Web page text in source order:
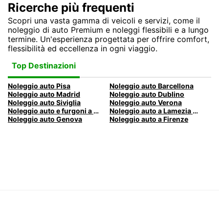
Ricerche più frequenti
Scopri una vasta gamma di veicoli e servizi, come il
noleggio di auto Premium e noleggi flessibili e a lungo
termine. Un'esperienza progettata per offrire comfort,
flessibilità ed eccellenza in ogni viaggio.
Top Destinazioni
Noleggio auto Pisa
Noleggio auto Barcellona
Noleggio auto Madrid
Noleggio auto Dublino
Noleggio auto Siviglia
Noleggio auto Verona
Noleggio auto e furgoni a Pescara
Noleggio auto a Lamezia Terme, Italia
Noleggio auto Genova
Noleggio auto a Firenze